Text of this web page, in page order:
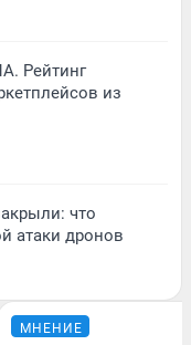
Рейтинг
из
что
атаки дронов
МНЕНИЕ